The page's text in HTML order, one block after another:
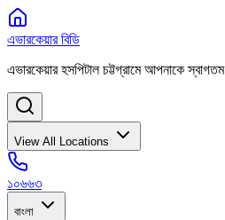
এভারকেয়ার বিডি
এভারকেয়ার হসপিটাল চট্টগ্রামে আপনাকে স্বাগতম
View All Locations
১০৬৬৩
বাংলা